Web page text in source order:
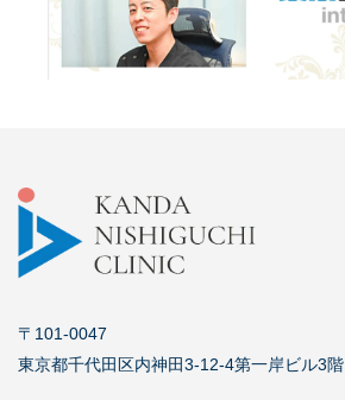
〒101-0047
東京都千代田区内神田3-12-4第一岸ビル3階